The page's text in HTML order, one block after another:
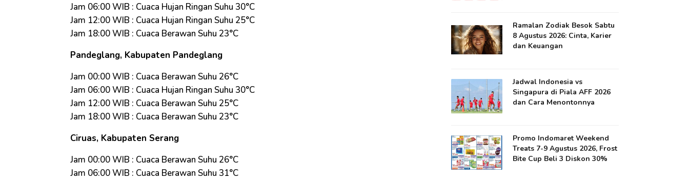
Jam 06:00 WIB : Cuaca Hujan Ringan Suhu 30°C
Jam 12:00 WIB : Cuaca Hujan Ringan Suhu 25°C
Jam 18:00 WIB : Cuaca Berawan Suhu 23°C
Pandeglang, Kabupaten Pandeglang
Jam 00:00 WIB : Cuaca Berawan Suhu 26°C
Jam 06:00 WIB : Cuaca Hujan Ringan Suhu 30°C
Jam 12:00 WIB : Cuaca Berawan Suhu 25°C
Jam 18:00 WIB : Cuaca Berawan Suhu 23°C
Ciruas, Kabupaten Serang
Jam 00:00 WIB : Cuaca Berawan Suhu 26°C
Jam 06:00 WIB : Cuaca Berawan Suhu 31°C
Ramalan Zodiak Besok Sabtu
8 Agustus 2026: Cinta, Karier
dan Keuangan
Jadwal Indonesia vs
Singapura di Piala AFF 2026
dan Cara Menontonnya
Promo Indomaret Weekend
Treats 7-9 Agustus 2026, Frost
Bite Cup Beli 3 Diskon 30%